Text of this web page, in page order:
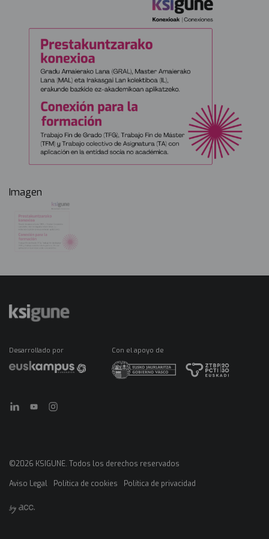
Imagen
Desarrollado por Con el apoyo de
©2026 KSIGUNE. Todos los derechos reservados
legales
Aviso Legal Política de cookies Política de privacidad